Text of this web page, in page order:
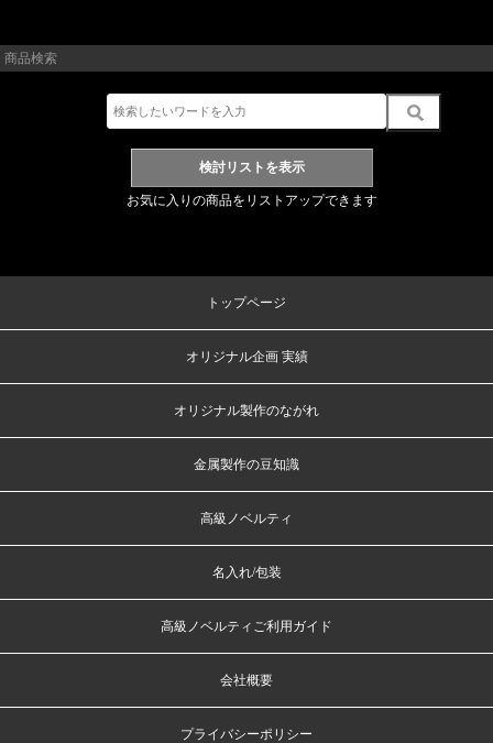
商品検索
お気に入りの商品をリストアップできます
トップページ
オリジナル企画 実績
オリジナル製作のながれ
金属製作の豆知識
高級ノベルティ
名入れ/包装
高級ノベルティご利用ガイド
会社概要
プライバシーポリシー